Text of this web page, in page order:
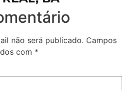
não será publicado. Campos
com *